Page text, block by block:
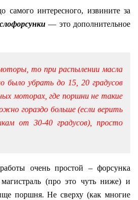
интересного, извините за
— это дополнительное
то при распылении масла
было убрать до 15, 20 градусов
моторах, где поршни не такие
гораздо больше (если верить
от 30-40 градусов), просто
очень простой – форсунка
(про это чуть ниже) и
поршня. Не сверху (как многие